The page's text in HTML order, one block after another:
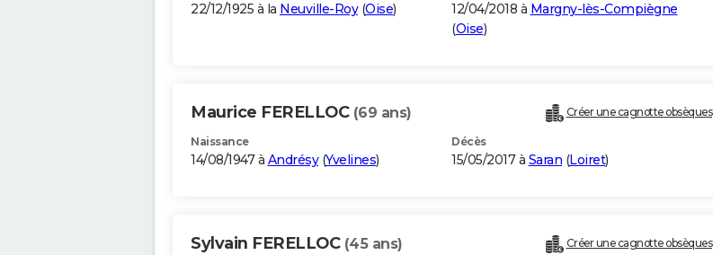
22/12/1925 à la Neuville-Roy(Oise) 12/04/2018 à Margny-lès-Compiègne
(Oise)
Maurice FERELLOC (69 ans) Créer une cagnotte obsèques
Naissance
14/08/1947 à Andrésy(Yvelines)
Décès
15/05/2017 à Saran (Loiret)
Sylvain FERELLOC (45 ans) Créer une cagnotte obsèques